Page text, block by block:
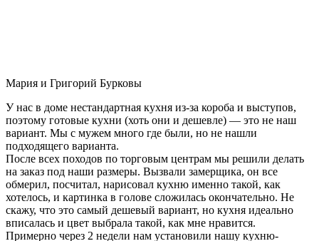
Мария и Григорий Бурковы
У нас в доме нестандартная кухня из-за короба и выступов,
поэтому готовые кухни (хоть они и дешевле) — это не наш
вариант. Мы с мужем много где были, но не нашли
подходящего варианта.
После всех походов по торговым центрам мы решили делать
на заказ под наши размеры. Вызвали замерщика, он все
обмерил, посчитал, нарисовал кухню именно такой, как
хотелось, и картинка в голове сложилась окончательно. Не
скажу, что это самый дешевый вариант, но кухня идеально
вписалась и цвет выбрала такой, как мне нравится.
Примерно через 2 недели нам установили нашу кухню-